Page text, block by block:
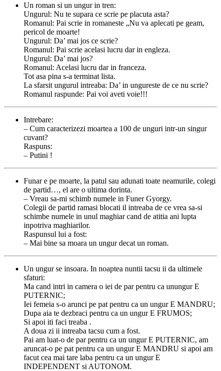
Un roman si un ungur in tren:
Ungurul: Nu te supara ce scrie pe placuta asta?
Romanul: Pai scrie in romaneste „Nu va aplecati pe geam,
pericol de moarte!
Ungurul: Da’ mai jos ce scrie?
Romanul: Pai scrie acelasi lucru dar in engleza.
Ungurul: Da’ mai jos?
Romanul: Acelasi lucru dar in franceza.
Tot asa pina s-a terminat lista.
La sfarsit ungurul intreaba: Da’ in ungureste de ce nu scrie?
Romanul raspunde: Pai voi aveti voie!!!
Intrebare:
– Cum caracterizezi moartea a 100 de unguri intr-un singur
cuvant?
Raspuns:
– Putini !
Funar e pe moarte, la patul sau adunati toate neamurile, colegi
de partid…, el are o ultima dorinta.
– Vreau sa-mi schimb numele in Funer Gyorgy.
Colegii de partid ramasi blocati il intreaba de ce vrea sa-si
schimbe numele in unul maghiar cand de atitia ani lupta
inpotriva maghiarilor.
Raspunsul lui a fost:
– Mai bine sa moara un ungur decat un roman.
Un ungur se insoara. In noaptea nuntii tacsu ii da ultimele
sfaturi:
Ma cand intri in camera o iei de par pentru ca unungur E
PUTERNIC;
Iei femeia s-o arunci pe pat pentru ca un ungur E MANDRU;
Dupa aia te dezbraci pentru ca un ungur E FRUMOS;
Si apoi iti faci treaba .
A doua zi ii intreaba tacsu cum a fost.
Pai am luat-o de par pentru ca un ungur E PUTERNIC, am
aruncat-o pe pat pentru ca un ungur E MANDRU si apoi am
facut cea mai tare laba pentru ca un ungur E
INDEPENDENT si AUTONOM.